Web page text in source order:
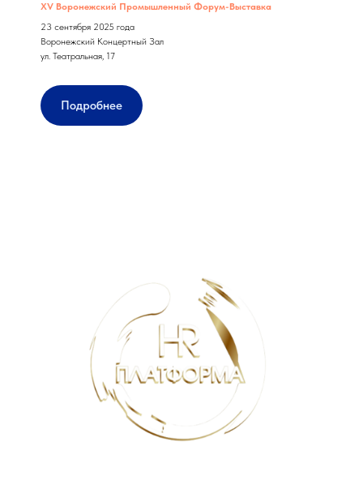
XV Воронежский Промышленный Форум-Выставка
23 сентября 2025 года
Воронежский Концертный Зал
ул. Театральная, 17
Подробнее